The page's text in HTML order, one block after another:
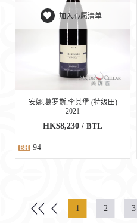
加入心愿清单
安娜.葛罗斯.李其堡 (特级田)
2021
HK$8,230 / BTL
BH 94
1 2 3